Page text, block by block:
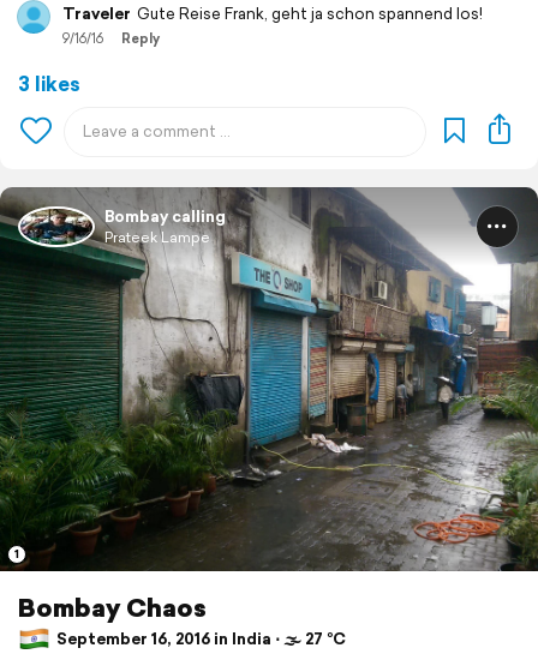
Traveler Gute Reise Frank, geht ja schon spannend los!
9/16/16 Reply
3 likes
Bombay calling
Prateek Lampe
1
Bombay Chaos
September 16, 2016 in India ⋅ 🌫 27 °C